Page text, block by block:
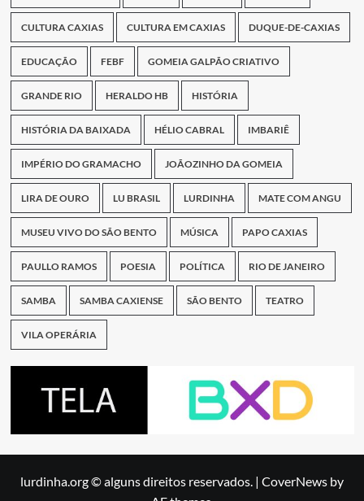
CULTURA CAXIAS CULTURA EM CAXIAS DUQUE-DE-CAXIAS
EDUCAÇÃO FEBF GOMEIA GALPÃO CRIATIVO
GRANDE RIO HERALDO HB HISTÓRIA
HISTÓRIA DA BAIXADA HÉLIO CABRAL IMBARIÊ
IMPÉRIO DO GRAMACHO JOÃOZINHO DA GOMEIA
LIRA DE OURO LU BRASIL LURDINHA MATE COM ANGU
MUSEU VIVO DO SÃO BENTO MÚSICA PAPO CAXIAS
PAULLO RAMOS POESIA POLÍTICA RIO DE JANEIRO
SAMBA SAMBA CAXIENSE SÃO BENTO TEATRO
VILA OPERÁRIA
lurdinha.org © alguns direitos reservados. | CoverNews by